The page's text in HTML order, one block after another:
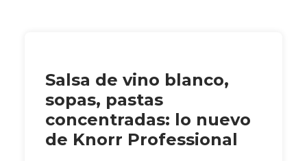
Salsa de vino blanco,
sopas, pastas
concentradas: lo nuevo
de Knorr Professional